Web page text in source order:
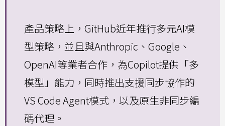
產品策略上，GitHub近年推行多元AI模
型策略，並且與Anthropic、Google、
OpenAI等業者合作，為Copilot提供「多
模型」能力，同時推出支援同步協作的
VS Code Agent模式，以及原生非同步編
碼代理。